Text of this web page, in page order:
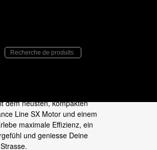
SL
dem neusten, kompakten
Line SX Motor und einem
maximale Effizienz, ein
und geniesse Deine